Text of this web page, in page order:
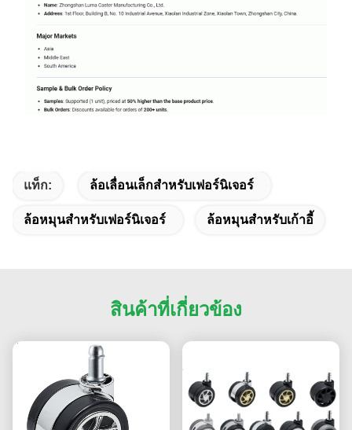
แท็ก: ล้อเลื่อนเล็กสําหรับเฟอร์นิเจอร์
ล้อหมุนสําหรับเฟอร์นิเจอร์ ล้อหมุนสําหรับเก้าอี้
สินค้าที่เกี่ยวข้อง